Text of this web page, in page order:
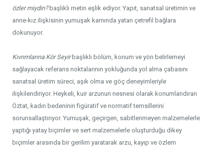
özler miydin? başlıklı metin eşlik ediyor. Yapıt, sanatsal üretimin ve
anne-kız ilişkisinin yumuşak karnında yatan çetrefil bağlara
dokunuyor.
Kıvrımlarına Kör Seyirbaşlıklı bölüm, konum ve yön belirlemeyi
sağlayacak referans noktalarının yokluğunda yol alma çabasını
sanatsal üretim süreci, aşık olma ve göç deneyimleriyle
ilişkilendiriyor. Heykeli, kuir arzunun nesnesi olarak konumlandıran
Öztat, kadın bedeninin figüratif ve normatif temsillerini
sorunsallaştırıyor. Yumuşak, geçirgen, sabitlenmeyen malzemelerle
yaptığı yatay biçimler ve sert malzemelerle oluşturduğu dikey
biçimler arasında bir gerilim yaratarak arzu, kayıp ve özlem